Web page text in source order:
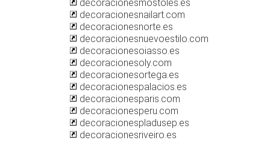
decoracionesmostoles.es
decoracionesnailart.com
decoracionesnorte.es
decoracionesnuevoestilo.com
decoracionesoiasso.es
decoracionesoly.com
decoracionesortega.es
decoracionespalacios.es
decoracionesparis.com
decoracionesperu.com
decoracionespladusep.es
decoracionesriveiro.es